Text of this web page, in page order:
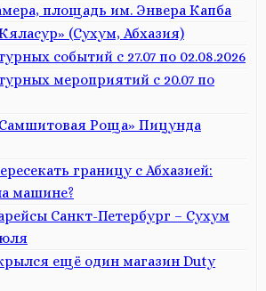
площадь им. Энвера Капба
(Сухум, Абхазия)
событий с 27.07 по 02.08.2026
мероприятий с 20.07 по
Роща» Пицунда
границу с Абхазией:
машине?
Санкт-Петербург – Сухум
ещё один магазин Duty